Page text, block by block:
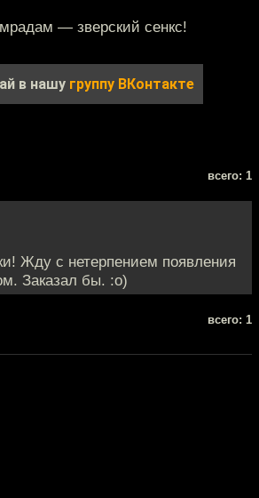
— зверский сенкс!
в нашу группу ВКонтакте
всего: 1
Жду с нетерпением появления
Заказал бы. :о)
всего: 1